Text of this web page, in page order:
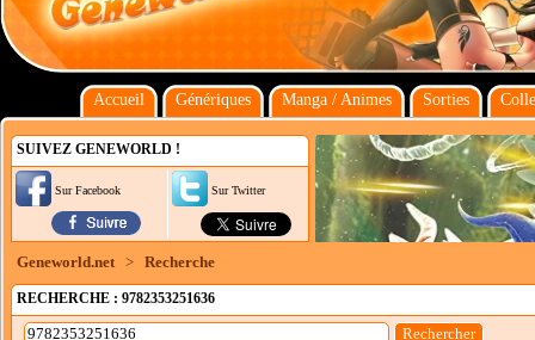
Accueil Génériques Manga / Animes Sorties
SUIVEZ GENEWORLD !
Sur Facebook Sur Twitter
Geneworld.net > Recherche
RECHERCHE : 9782353251636